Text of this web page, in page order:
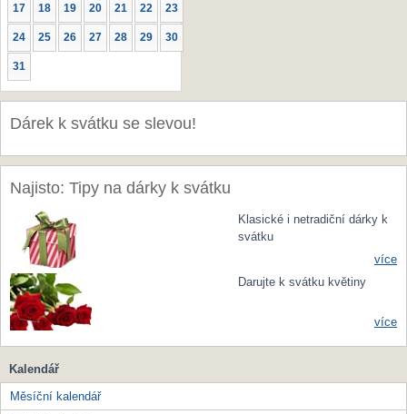
17 18 19 20 21 22 23
24 25 26 27 28 29 30
31
Dárek k svátku se slevou!
Najisto: Tipy na dárky k svátku
Klasické i netradiční dárky k
svátku
více
Darujte k svátku květiny
více
Kalendář
Měsíční kalendář